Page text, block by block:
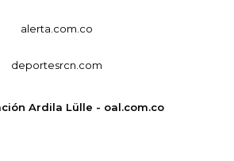
alerta.com.co
deportesrcn.com
Ardila Lülle - oal.com.co